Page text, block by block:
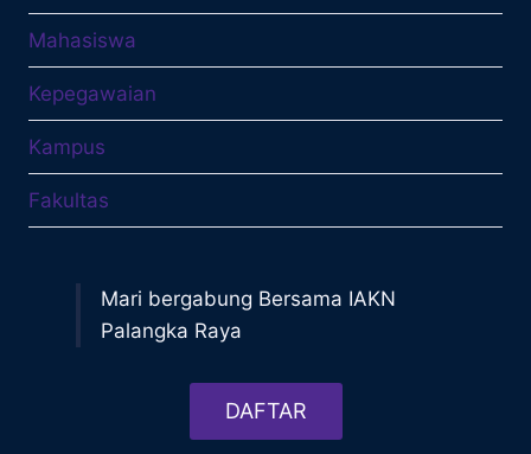
Mahasiswa
Kepegawaian
Kampus
Fakultas
Mari bergabung Bersama IAKN
Palangka Raya
DAFTAR